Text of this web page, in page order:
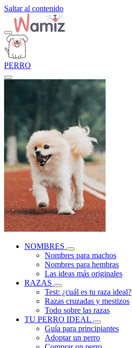
Saltar al contenido
PERRO
NOMBRES
Nombres para machos
Nombres para hembras
Las ideas más originales
RAZAS
Test: ¿cuál es tu raza ideal?
Razas cruzadas y mestizos
Todo sobre las razas
TU PERRO IDEAL
Guía para principiantes
Adoptar un perro